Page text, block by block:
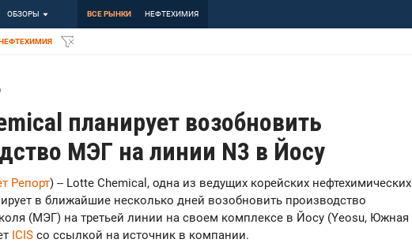
ОБЗОРЫ ВСЕ РЫНКИ НЕФТЕХИМИЯ
планирует возобновить
МЭГ на линии N3 в Йосу
Репорт) -- Lotte Chemical, одна из ведущих корейских нефтехимических
в ближайшие несколько дней возобновить производство
(МЭГ) на третьей линии на своем комплексе в Йосу (Yeosu, Южная
ICIS со ссылкой на источник в компании.